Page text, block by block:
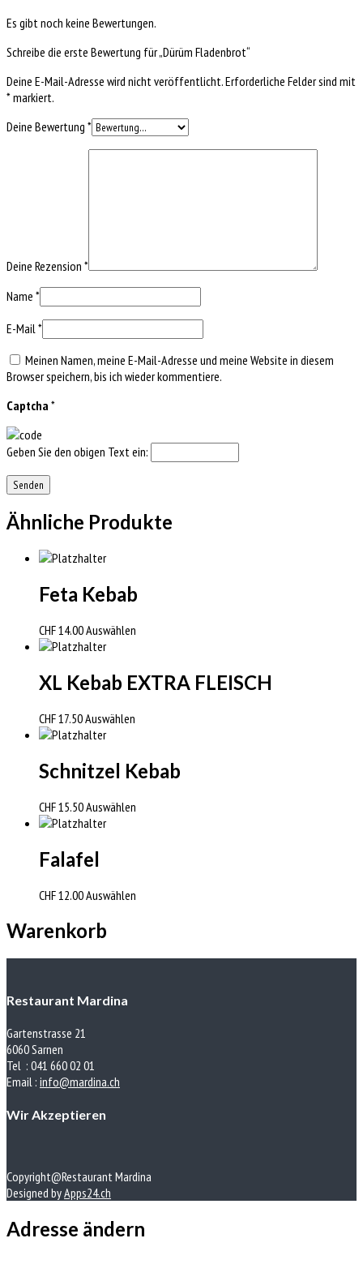
Es gibt noch keine Bewertungen.
Schreibe die erste Bewertung für „Dürüm Fladenbrot“
Deine E-Mail-Adresse wird nicht veröffentlicht.Erforderliche Felder sind mit
*markiert.
Deine Bewertung *
Deine Rezension *
Name *
E-Mail *
Meinen Namen, meine E-Mail-Adresse und meine Website in diesem
Browser speichern, bis ich wieder kommentiere.
Captcha *
Geben Sie den obigen Text ein:
Ähnliche Produkte
Feta Kebab
CHF14.00Auswählen
XL Kebab EXTRA FLEISCH
CHF17.50Auswählen
Schnitzel Kebab
CHF15.50Auswählen
Falafel
CHF12.00Auswählen
Warenkorb
Restaurant Mardina
Gartenstrasse 21
6060 Sarnen
Tel : 041 660 02 01
Email : info@mardina.ch
Wir Akzeptieren
Copyright@Restaurant Mardina
Designed byApps24.ch
Adresse ändern